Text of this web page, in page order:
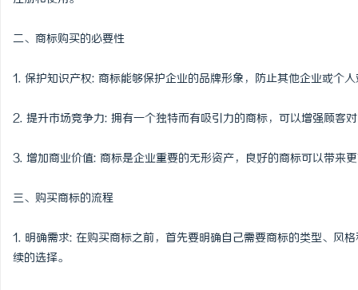
二、商标购买的必要性
1. 保护知识产权: 商标能够保护企业的品牌形象，防止其他企业或个
2. 提升市场竞争力: 拥有一个独特而有吸引力的商标，可以增强顾客
3. 增加商业价值: 商标是企业重要的无形资产，良好的商标可以带来
三、购买商标的流程
1. 明确需求: 在购买商标之前，首先要明确自己需要商标的类型、风
续的选择。
视觉激光打标系列：精